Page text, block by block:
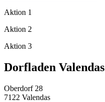
Aktion 1
Aktion 2
Aktion 3
Dorfladen Valendas
Oberdorf 28
7122 Valendas